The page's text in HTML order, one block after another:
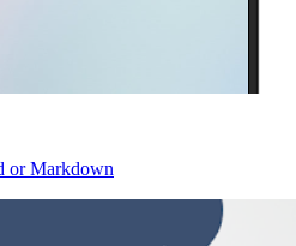
or Markdown